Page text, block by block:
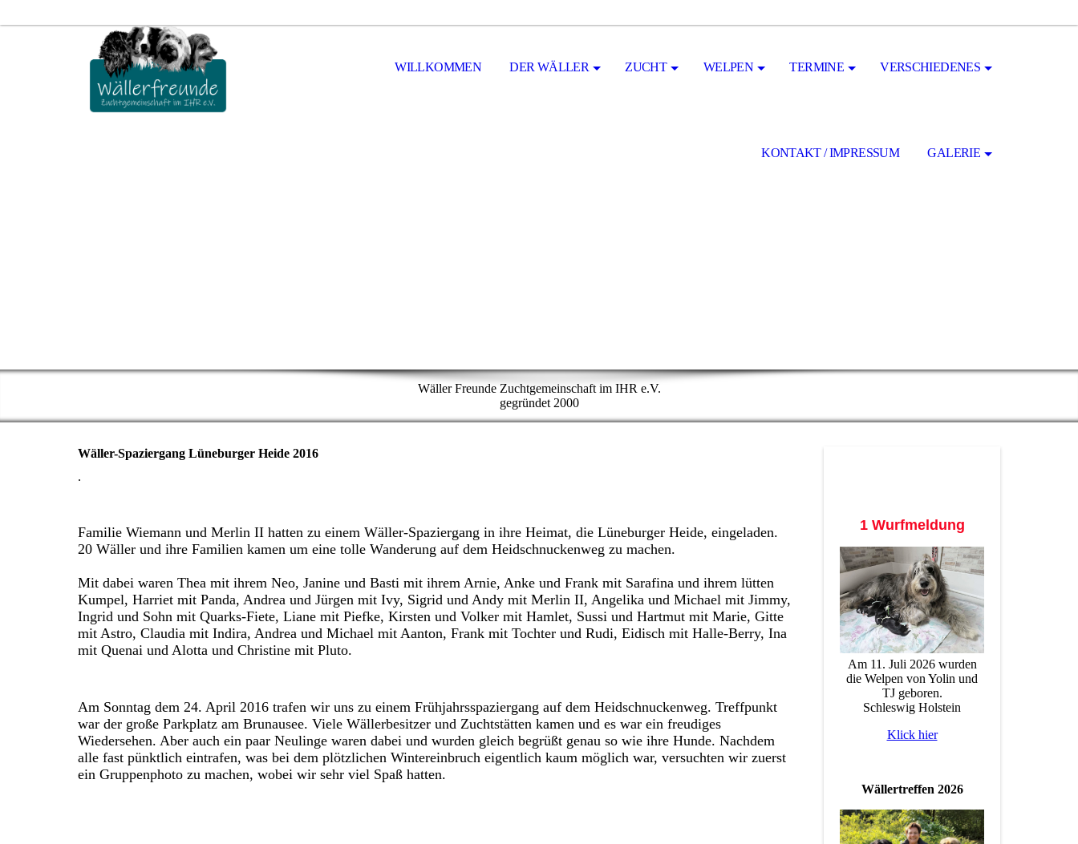
WILLKOMMEN DER WÄLLER ZUCHT WELPEN TERMINE VERSCHIEDENES
KONTAKT / IMPRESSUM GALERIE
Wäller Freunde Zuchtgemeinschaft im IHR e.V.
gegründet 2000
Wäller-Spaziergang Lüneburger Heide 2016
.
Familie Wiemann und Merlin II hatten zu einem Wäller-Spaziergang in ihre Heimat, die Lüneburger Heide, eingeladen.
20 Wäller und ihre Familien kamen um eine tolle Wanderung auf dem Heidschnuckenweg zu machen.
Mit dabei waren Thea mit ihrem Neo, Janine und Basti mit ihrem Arnie, Anke und Frank mit Sarafina und ihrem lütten
Kumpel, Harriet mit Panda, Andrea und Jürgen mit Ivy, Sigrid und Andy mit Merlin II, Angelika und Michael mit Jimmy,
Ingrid und Sohn mit Quarks-Fiete, Liane mit Piefke, Kirsten und Volker mit Hamlet, Sussi und Hartmut mit Marie, Gitte
mit Astro, Claudia mit Indira, Andrea und Michael mit Aanton, Frank mit Tochter und Rudi, Eidisch mit Halle-Berry, Ina
mit Quenai und Alotta und Christine mit Pluto.
Am Sonntag dem 24. April 2016 trafen wir uns zu einem Frühjahrsspaziergang auf dem Heidschnuckenweg. Treffpunkt
war der große Parkplatz am Brunausee. Viele Wällerbesitzer und Zuchtstätten kamen und es war ein freudiges
Wiedersehen. Aber auch ein paar Neulinge waren dabei und wurden gleich begrüßt genau so wie ihre Hunde. Nachdem
alle fast pünktlich eintrafen, was bei dem plötzlichen Wintereinbruch eigentlich kaum möglich war, versuchten wir zuerst
ein Gruppenphoto zu machen, wobei wir sehr viel Spaß hatten.
1 Wurfmeldung
Am 11. Juli 2026 wurden
die Welpen von Yolin und
TJ geboren.
Schleswig Holstein
Klick hier
Wällertreffen 2026